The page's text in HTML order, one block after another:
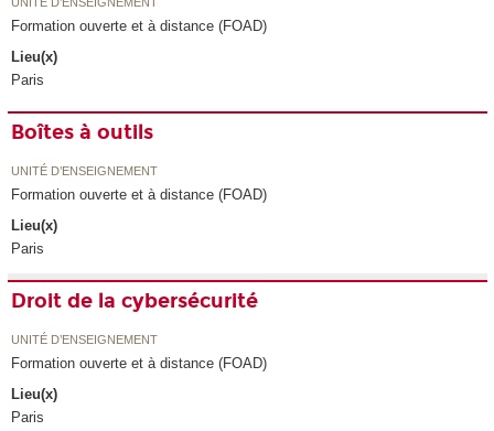
Formation ouverte et à distance (FOAD)
Lieu(x)
Paris
Boîtes à outils
UNITÉ D’ENSEIGNEMENT
Formation ouverte et à distance (FOAD)
Lieu(x)
Paris
Droit de la cybersécurité
UNITÉ D’ENSEIGNEMENT
Formation ouverte et à distance (FOAD)
Lieu(x)
Paris